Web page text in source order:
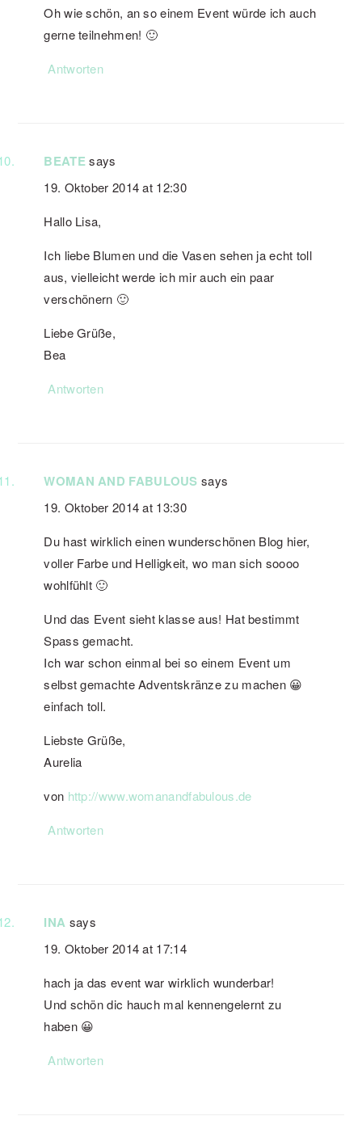
Oh wie schön, an so einem Event würde ich auch
gerne teilnehmen! 🙂
Antworten
BEATE says
19. Oktober 2014 at 12:30
Hallo Lisa,
Ich liebe Blumen und die Vasen sehen ja echt toll
aus, vielleicht werde ich mir auch ein paar
verschönern 🙂
Liebe Grüße,
Bea
Antworten
WOMAN AND FABULOUS says
19. Oktober 2014 at 13:30
Du hast wirklich einen wunderschönen Blog hier,
voller Farbe und Helligkeit, wo man sich soooo
wohlfühlt 🙂
Und das Event sieht klasse aus! Hat bestimmt
Spass gemacht.
Ich war schon einmal bei so einem Event um
selbst gemachte Adventskränze zu machen 😀
einfach toll.
Liebste Grüße,
Aurelia
von http://www.womanandfabulous.de
Antworten
INA says
19. Oktober 2014 at 17:14
hach ja das event war wirklich wunderbar!
Und schön dic hauch mal kennengelernt zu
haben 😀
Antworten